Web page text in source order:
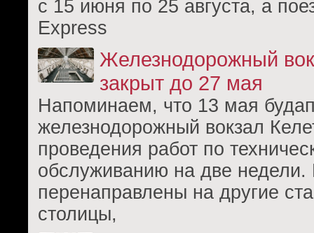
с 15 июня по 25 августа, а
Express
Железнодорожный
закрыт до 27 мая
Напоминаем, что 13 мая
железнодорожный вокзал
проведения работ по
обслуживанию на две недели.
перенаправлены на другие
столицы,